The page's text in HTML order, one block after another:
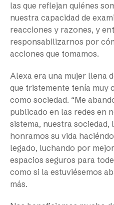
las que reflejan quiénes
nuestra capacidad de
reacciones y razones, y
responsabilizarnos por
acciones que tomamos.
Alexa era una mujer llena
que tristemente tenía muy
como sociedad. “Me
publicado en las redes en
sistema, nuestra sociedad,
honramos su vida
legado, luchando por
espacios seguros para
como si la estuviésemos
más.